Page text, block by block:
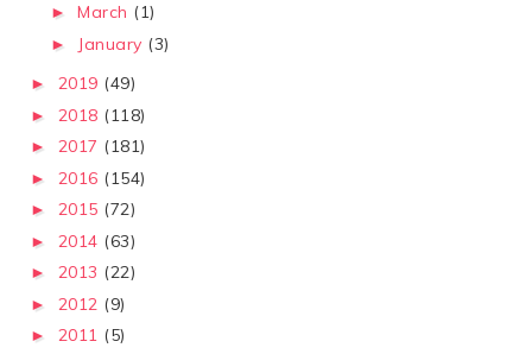
►March (1)
► January (3)
► 2019 (49)
► 2018 (118)
► 2017 (181)
► 2016 (154)
► 2015 (72)
► 2014 (63)
► 2013 (22)
► 2012 (9)
► 2011 (5)